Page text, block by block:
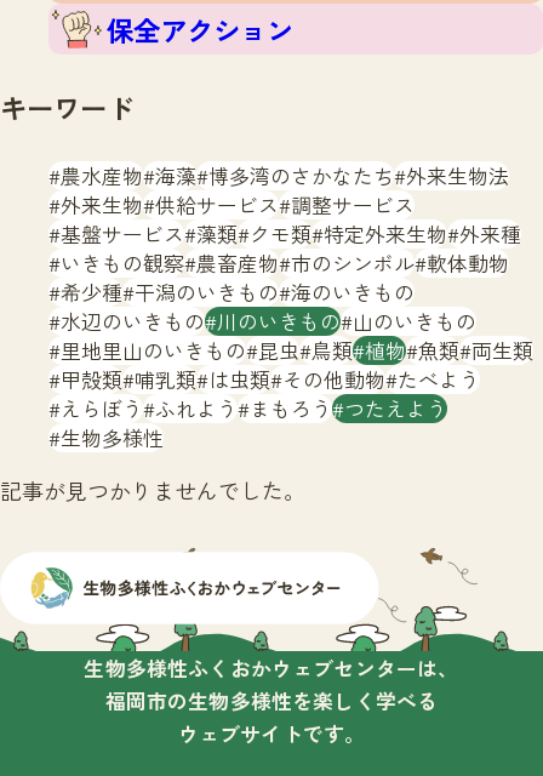
生物多様性ふくおかウェブセンターとは
サイトマップ
保全アクション
キーワード
農水産物 海藻 博多湾のさかなたち 外来生物法
外来生物 供給サービス 調整サービス
基盤サービス 藻類 クモ類 特定外来生物 外来種
いきもの観察 農畜産物 市のシンボル 軟体動物
希少種 干潟のいきもの 海のいきもの
水辺のいきもの 川のいきもの 山のいきもの
里地里山のいきもの 昆虫 鳥類 植物 魚類 両生類
甲殻類 哺乳類 は虫類 その他動物 たべよう
えらぼう ふれよう まもろう つたえよう
生物多様性
記事が見つかりませんでした。
生物多様性ふくおかウェブセンターは、
福岡市の生物多様性を楽しく学べる
ウェブサイトです。